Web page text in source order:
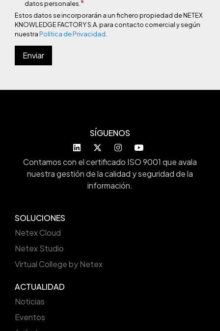
datos personales. *
Estos datos se incorporarán a un fichero propiedad de NETEX
KNOWLEDGE FACTORY S.A. para contacto comercial y según
nuestraPolítica de Privacidad
SOLUCIONES
Netex Cloud
Netex Studio
Virtual College by Netex
ACTUALIDAD
Noticias
Eventos
SÍGUENOS
Contamos con el certificado ISO 9001 que avala
nuestra gestión de la calidad y seguridad de la
información.